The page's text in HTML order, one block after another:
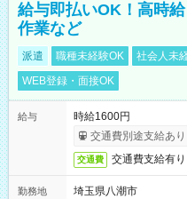
給与即払いOK！高時
作業など
派遣 職種未経験OK 社会人未
WEB登録・面接OK
給与
時給1600円
交通費別途支給あり
交通費 交通費支給有り
勤務地
埼玉県八潮市